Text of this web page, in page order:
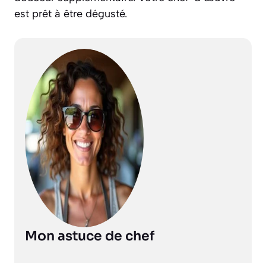
est prêt à être dégusté.
Mon astuce de chef